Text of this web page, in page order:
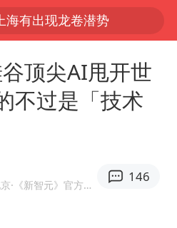
海有出现龙卷潜势
今日15时起福州地铁高架区段停运
海豚逼近浙闽沿海
国足U17与阿森纳决赛取消 并列冠军
顶尖AI甩开世
不过是「技术
·《新智元》官方网易号
146